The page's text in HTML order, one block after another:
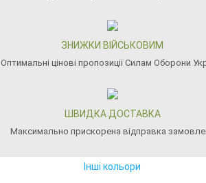
ЗНИЖКИ ВІЙСЬКОВИМ
Оптимальні цінові пропозиції Силам Оборони
ШВИДКА ДОСТАВКА
Максимально прискорена відправка
Інші кольори